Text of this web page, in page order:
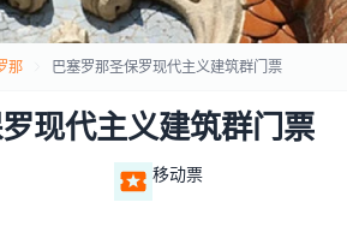
那 巴塞罗那圣保罗现代主义建筑群门票
现代主义建筑群门票
移动票